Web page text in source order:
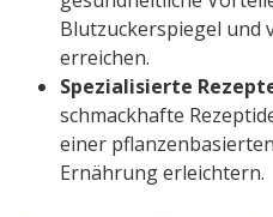
Blutzuckerspiegel und
erreichen.
Spezialisierte
schmackhafte
einer
Ernährung erleichtern.